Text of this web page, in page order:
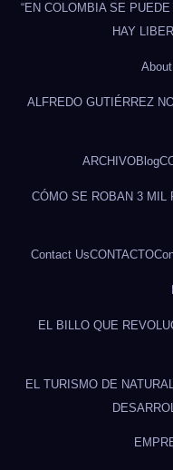
“EN COLOMBIA SE
HAY
ALFREDO GUTIÉRREZ
ARCHIVOBlog
CÓMO SE ROBAN 3 MIL
Contact UsCONTACTO
EL BILLO QUE
EL TURISMO DE